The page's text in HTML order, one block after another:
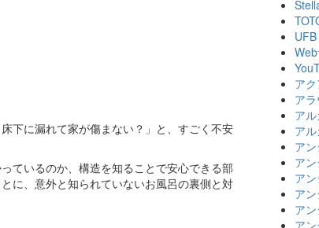
下に漏れて家が傷まない？」と、すごく不安
ているのか、構造を知ることで安心できる部
に、意外と知られていないお風呂の裏側と対
ア
ア
ア
ア
ア
ア
ア
ア
ア
ア